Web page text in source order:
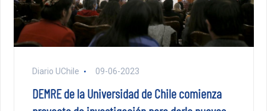
Diario UChile 09-06-2023
DEMRE de la Universidad de Chile comienza